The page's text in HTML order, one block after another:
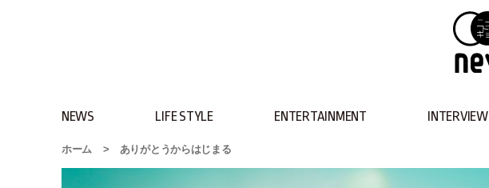
NEWS LIFE STYLE ENTERTAINMENT INTERVIEW
ホーム > ありがとうからはじまる